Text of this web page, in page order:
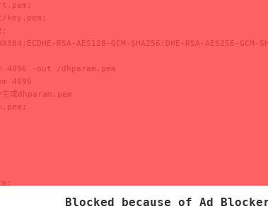
key.pem;
RSA-AES128-GCM-SHA256:DHE-RSA-AES256-
4096 -out /dhparam.pem
4096
生成dhparam.pem
Blocked because of Ad